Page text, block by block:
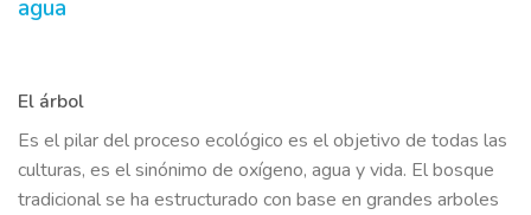
agua
El árbol
Es el pilar del proceso ecológico es el objetivo de todas las
culturas, es el sinónimo de oxígeno, agua y vida. El bosque
tradicional se ha estructurado con base en grandes arboles